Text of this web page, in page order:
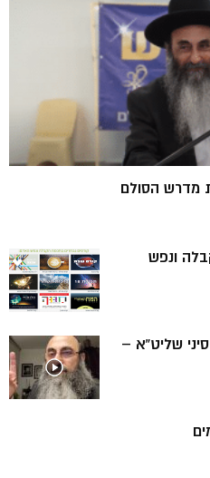
מדרש הסולם
ונפש
שליט”א –